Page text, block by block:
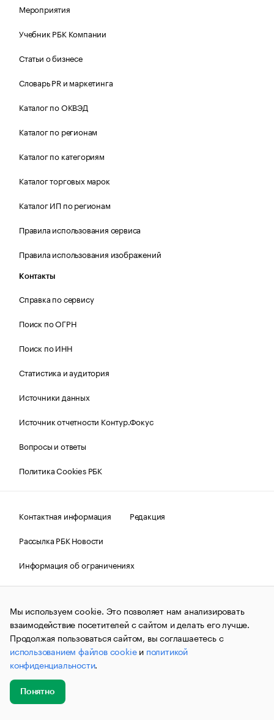
Мероприятия
Учебник РБК Компании
Статьи о бизнесе
Словарь PR и маркетинга
Каталог по ОКВЭД
Каталог по регионам
Каталог по категориям
Каталог торговых марок
Каталог ИП по регионам
Правила использования сервиса
Правила использования изображений
Контакты
Справка по сервису
Поиск по ОГРН
Поиск по ИНН
Статистика и аудитория
Источники данных
Источник отчетности Контур.Фокус
Вопросы и ответы
Политика Cookies РБК
Контактная информация
Редакция
Рассылка РБК Новости
Информация об ограничениях
Правовая информация
О соблюдении авторских прав
© АО «РОСБИЗНЕСКОНСАЛТИНГ»,1995–2026.Сообщения
и материалы информационного агентства «РБК»
(зарегистрировано Федеральной службой по надзору в сфере
связи, информационных технологий и массовых
коммуникаций (Роскомнадзор) 09.12.2015 за номером ИА
№ФС77-63848) сопровождаются пометкой «РБК». Отдельные
публикации могут содержать информацию,
не предназначенную для пользователей
до 18 лет.
Мы используем cookie. Это позволяет нам анализировать
взаимодействие посетителей с сайтом и делать его лучше.
Продолжая пользоваться сайтом, вы соглашаетесь с
использованием файлов cookieи политикой
конфиденциальности.
Понятно